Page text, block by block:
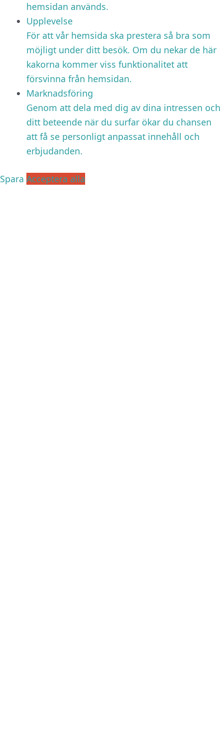
hemsidan används.
Upplevelse
För att vår hemsida ska prestera så bra som
möjligt under ditt besök. Om du nekar de här
kakorna kommer viss funktionalitet att
försvinna från hemsidan.
Marknadsföring
Genom att dela med dig av dina intressen och
ditt beteende när du surfar ökar du chansen
att få se personligt anpassat innehåll och
erbjudanden.
Spara Acceptera alla